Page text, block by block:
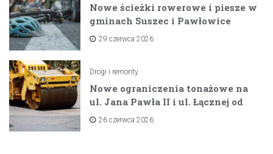
Nowe ścieżki rowerowe i piesze w
gminach Suszec i Pawłowice
dzięki unijnemu wsparciu
29 czerwca 2026
Drogi i remonty
Nowe ograniczenia tonażowe na
ul. Jana Pawła II i ul. Łącznej od
lipca 2026 roku
26 czerwca 2026